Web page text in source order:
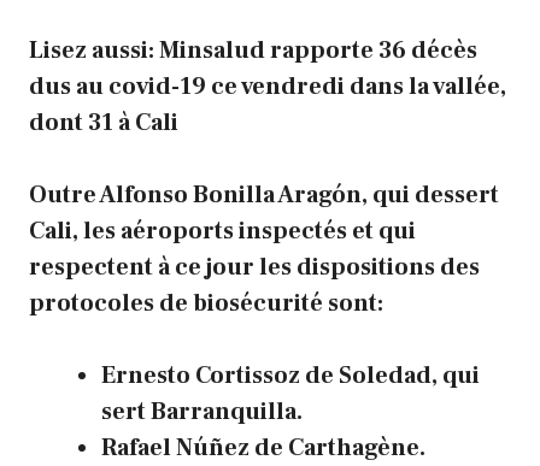
Lisez aussi:Minsalud rapporte 36 décès
dus au covid-19 ce vendredi dans la vallée,
dont 31 à Cali
Outre Alfonso Bonilla Aragón, qui dessert
Cali, les aéroports inspectés et qui
respectent à ce jour les dispositions des
protocoles de biosécurité sont:
Ernesto Cortissoz de Soledad, qui
sert Barranquilla.
Rafael Núñez de Carthagène.